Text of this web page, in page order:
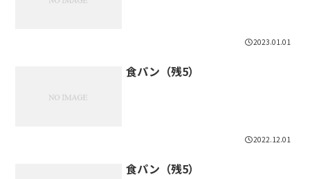
2023.01.01
食パン（残5）
2022.12.01
食パン（残5）